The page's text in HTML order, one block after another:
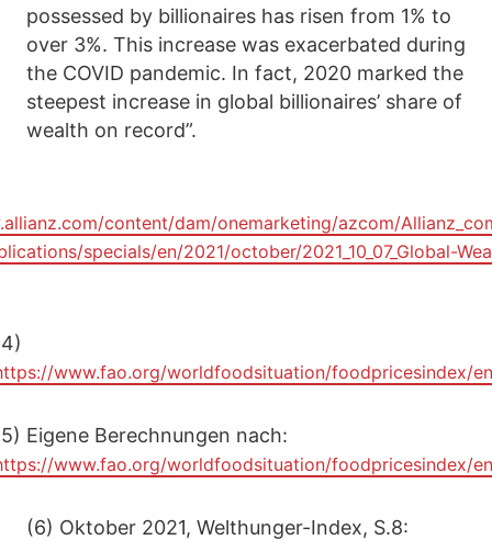
possessed by billionaires has risen from 1% to
over 3%. This increase was exacerbated during
the COVID pandemic. In fact, 2020 marked the
steepest increase in global billionaires’ share of
wealth on record”.
content/dam/onemarketing/azcom/
specials/en/2021/october/2021_10_07_Global-
www.fao.org/worldfoodsituation/foodpricesindex/
Eigene Berechnungen nach:
www.fao.org/worldfoodsituation/foodpricesindex/
(6) Oktober 2021, Welthunger-Index, S.8: